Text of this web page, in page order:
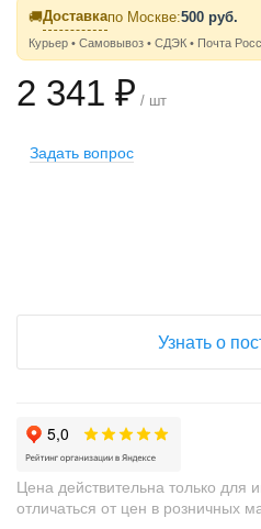
🚚Доставкапо Москве:500 руб.
Курьер • Самовывоз • СДЭК • Почта
2 341 ₽ / шт
Задать вопрос
Узнать о
Цена действительна только для
отличаться от цен в розничных